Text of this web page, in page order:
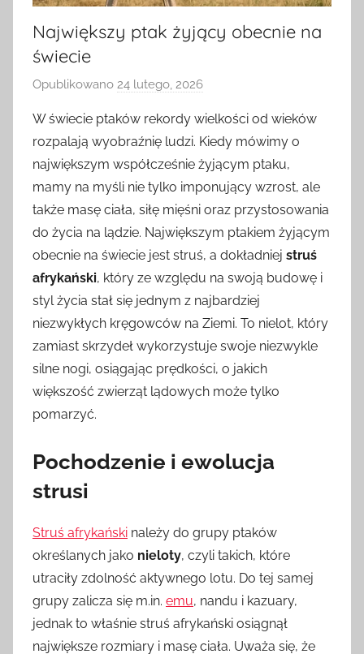
Największy ptak żyjący obecnie na
świecie
Opublikowano 24 lutego, 2026
z
e
z
W świecie ptaków rekordy wielkości od wieków
rozpalają wyobraźnię ludzi. Kiedy mówimy o
największym współcześnie żyjącym ptaku,
mamy na myśli nie tylko imponujący wzrost, ale
także masę ciała, siłę mięśni oraz przystosowania
do życia na lądzie. Największym ptakiem żyjącym
obecnie na świecie jest struś, a dokładniej struś
afrykański, który ze względu na swoją budowę i
styl życia stał się jednym z najbardziej
niezwykłych kręgowców na Ziemi. To nielot, który
zamiast skrzydeł wykorzystuje swoje niezwykle
silne nogi, osiągając prędkości, o jakich
większość zwierząt lądowych może tylko
pomarzyć.
Pochodzenie i ewolucja
strusi
Struś afrykański należy do grupy ptaków
określanych jako nieloty, czyli takich, które
utraciły zdolność aktywnego lotu. Do tej samej
grupy zalicza się m.in. emu, nandu i kazuary,
jednak to właśnie struś afrykański osiągnął
największe rozmiary i masę ciała. Uważa się, że